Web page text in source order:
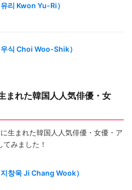
리 Kwon Yu-Ri）
식 Choi Woo-Shik）
まれた韓国人人気俳優・女
生まれた韓国人人気俳優・女優・ア
みました！
창욱 Ji Chang Wook）